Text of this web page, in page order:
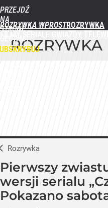
PRZEJDŹ
NA
STRONĘ
GŁÓWNĄ
WPROST.PL
ROZRYWKA WPROST
ROZRYWKA
Rozrywka
Pierwszy
wersji serialu
Pokazano